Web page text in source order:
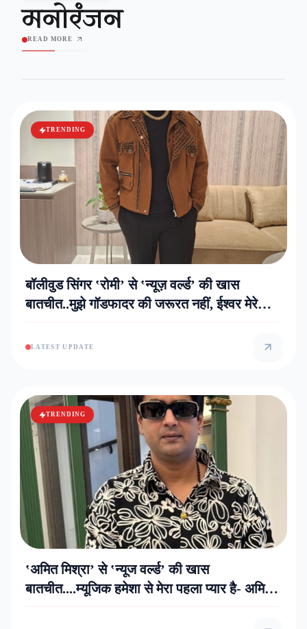
मनोरंजन
READ MORE
TRENDING
बॉलीवुड सिंगर ‛रोमी’ से ‛न्यूज़ वर्ल्ड’ की खास
बातचीत..मुझे गॉडफादर की जरूरत नहीं, ईश्वर मेरे
LATEST UPDATE
TRENDING
‛अमित मिश्रा’ से ‛न्यूज वर्ल्ड’ की खास
बातचीत....म्यूजिक हमेशा से मेरा पहला प्यार है- अमित